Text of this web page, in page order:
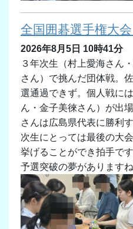
全国囲碁選手権大会
2026年8月5日 10時41分
３年次生（村上愛海さん
さん）で挑んだ団体戦。
選通過できず。個人戦に
ん・金子美徠さん）が出
さんは広島県代表に勝利
次生にとっては最後の大
挙げることができ拍手で
予選突破の夢があります